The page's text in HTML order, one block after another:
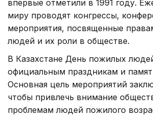
впервые отметили в 1991 году.
миру проводят конгрессы,
мероприятия, посвященные
людей и их роли в обществе.
В Казахстане День пожилых
официальным праздникам и
Основная цель мероприятий
чтобы привлечь внимание
проблемам людей пожилого